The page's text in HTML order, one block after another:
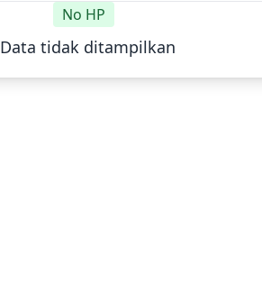
No HP
Data tidak ditampilkan